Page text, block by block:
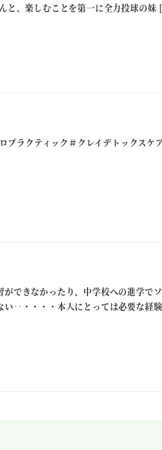
と、楽しむことを第一に全力投球の
ラクティック＃クレイデトックスケ
できなかったり、中学校への進学で
い‥・・・・本人にとっては必要な経